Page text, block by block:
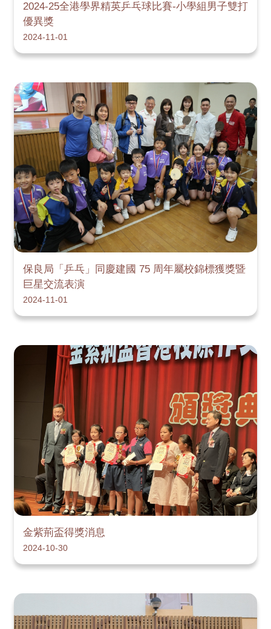
2024-25全港學界精英乒乓球比賽-小學組男子雙打
優異獎
2024-11-01
保良局「乒乓」同慶建國 75 周年屬校錦標獲獎暨
巨星交流表演
2024-11-01
金紫荊盃得獎消息
2024-10-30